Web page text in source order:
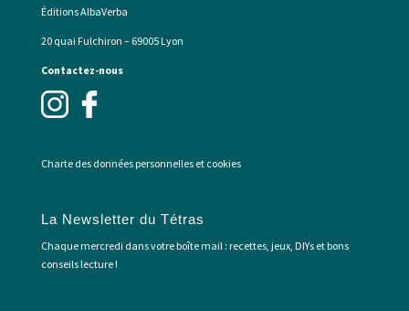
Éditions AlbaVerba
20 quai Fulchiron – 69005 Lyon
Contactez-nous
Charte des données personnelles et cookies
La Newsletter du Tétras
Chaque mercredi dans votre boîte mail : recettes, jeux, DIYs et bons
conseils lecture !